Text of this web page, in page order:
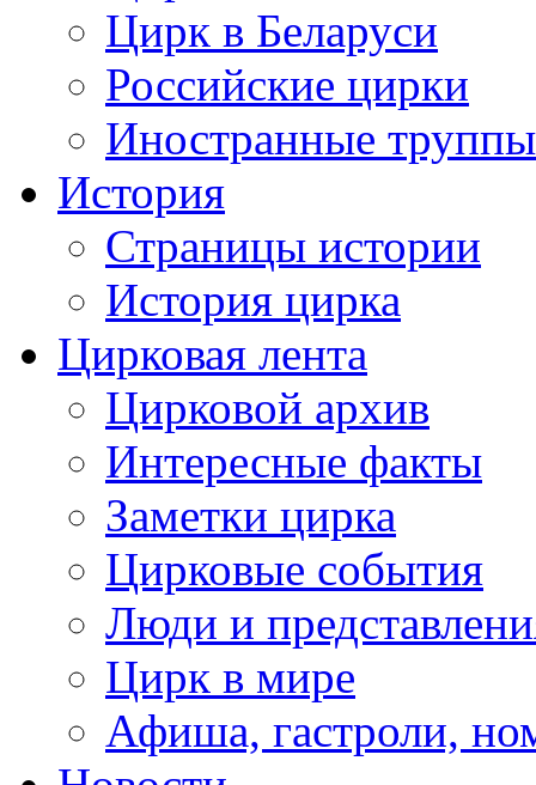
Цирк в Беларуси
Российские цирки
Иностранные труппы
История
Страницы истории
История цирка
Цирковая лента
Цирковой архив
Интересные факты
Заметки цирка
Цирковые события
Люди и
Цирк в мире
Афиша, гастроли,